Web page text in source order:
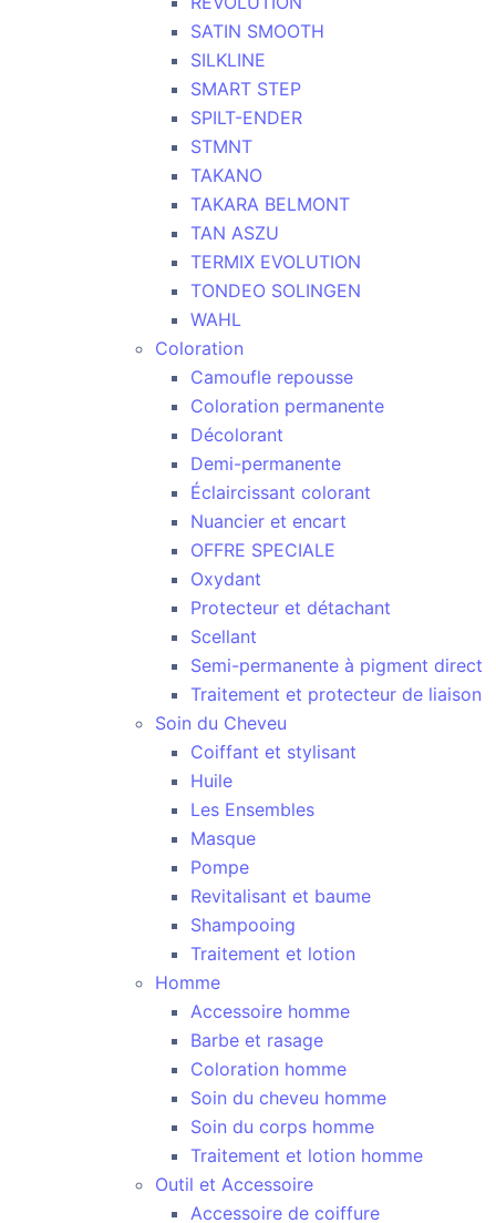
SATIN SMOOTH
SILKLINE
SMART STEP
SPILT-ENDER
STMNT
TAKANO
TAKARA BELMONT
TAN ASZU
TERMIX EVOLUTION
TONDEO SOLINGEN
WAHL
Coloration
Camoufle repousse
Coloration permanente
Décolorant
Demi-permanente
Éclaircissant colorant
Nuancier et encart
OFFRE SPECIALE
Oxydant
Protecteur et détachant
Scellant
Semi-permanente à pigment direct
Traitement et protecteur de liaison
Soin du Cheveu
Coiffant et stylisant
Huile
Les Ensembles
Masque
Pompe
Revitalisant et baume
Shampooing
Traitement et lotion
Homme
Accessoire homme
Barbe et rasage
Coloration homme
Soin du cheveu homme
Soin du corps homme
Traitement et lotion homme
Outil et Accessoire
Accessoire de coiffure